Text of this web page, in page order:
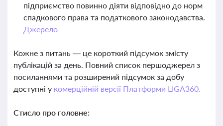
підприємство повинно діяти відповідно до норм
спадкового права та податкового законодавства.
Джерело
Кожне з питань — це короткий підсумок змісту
публікацій за день. Повний список першоджерел з
посиланнями та розширений підсумок за добу
доступні у комерційній версії Платформи LIGA360.
Стисло про головне: